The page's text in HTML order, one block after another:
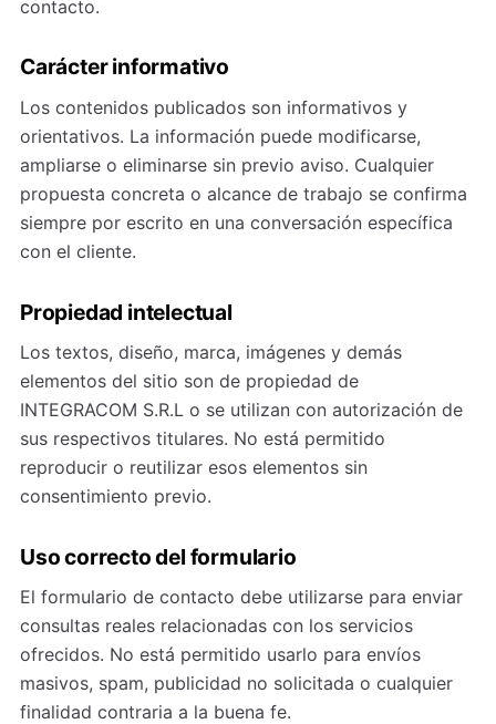
contacto.
Carácter informativo
Los contenidos publicados son informativos y
orientativos. La información puede modificarse,
ampliarse o eliminarse sin previo aviso. Cualquier
propuesta concreta o alcance de trabajo se confirma
siempre por escrito en una conversación específica
con el cliente.
Propiedad intelectual
Los textos, diseño, marca, imágenes y demás
elementos del sitio son de propiedad de
INTEGRACOM S.R.L o se utilizan con autorización de
sus respectivos titulares. No está permitido
reproducir o reutilizar esos elementos sin
consentimiento previo.
Uso correcto del formulario
El formulario de contacto debe utilizarse para enviar
consultas reales relacionadas con los servicios
ofrecidos. No está permitido usarlo para envíos
masivos, spam, publicidad no solicitada o cualquier
finalidad contraria a la buena fe.